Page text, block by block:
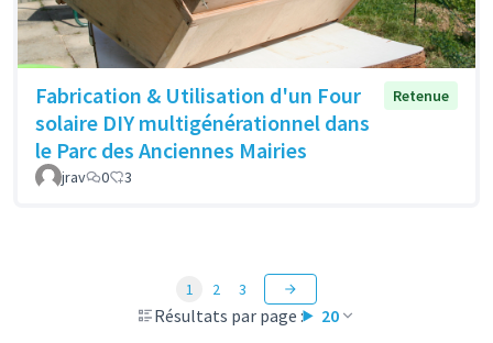
Fabrication & Utilisation d'un Four
solaire DIY multigénérationnel dans
le Parc des Anciennes Mairies
Retenue
jrav 0 3
Résultats par page : 20
1 2 3